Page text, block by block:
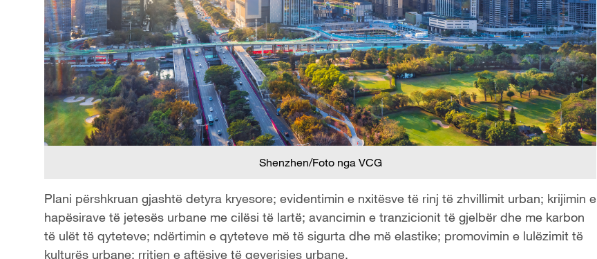
Shenzhen/Foto nga VCG
Plani përshkruan gjashtë detyra kryesore; evidentimin e nxitësve të rinj të zhvillimit urban; krijimin e
hapësirave të jetesës urbane me cilësi të lartë; avancimin e tranzicionit të gjelbër dhe me karbon
të ulët të qyteteve; ndërtimin e qyteteve më të sigurta dhe më elastike; promovimin e lulëzimit të
kulturës urbane; rritjen e aftësive të qeverisjes urbane.